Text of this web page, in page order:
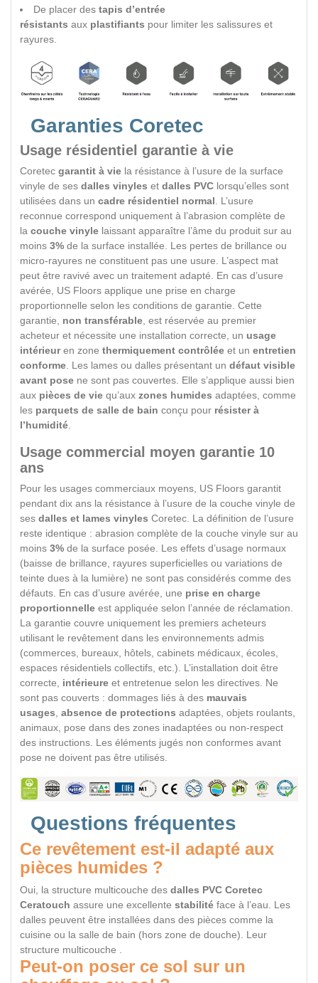
De placer des tapis d’entrée
résistants aux plastifiants pour limiter les salissures et
rayures.
Garanties Coretec
Usage résidentiel garantie à vie
Coretec garantit à vie la résistance à l’usure de la surface
vinyle de ses dalles vinyles et dalles PVC lorsqu’elles sont
utilisées dans un cadre résidentiel normal . L’usure
reconnue correspond uniquement à l’abrasion complète de
la couche vinyle laissant apparaître l’âme du produit sur au
moins 3% de la surface installée. Les pertes de brillance ou
micro-rayures ne constituent pas une usure. L’aspect mat
peut être ravivé avec un traitement adapté. En cas d’usure
avérée, US Floors applique une prise en charge
proportionnelle selon les conditions de garantie. Cette
garantie, non transférable , est réservée au premier
acheteur et nécessite une installation correcte, un usage
intérieuren zone thermiquement contrôlée et un entretien
conforme . Les lames ou dalles présentant un défaut visible
avant pose ne sont pas couvertes. Elle s’applique aussi bien
aux pièces de vie qu’aux zones humides adaptées, comme
les parquets de salle de bain conçu pour résister à
l’humidité
Usage commercial moyen garantie 10
ans
Pour les usages commerciaux moyens, US Floors garantit
pendant dix ans la résistance à l’usure de la couche vinyle de
ses dalles et lames vinyles Coretec. La définition de l’usure
reste identique : abrasion complète de la couche vinyle sur au
moins 3% de la surface posée. Les effets d’usage normaux
(baisse de brillance, rayures superficielles ou variations de
teinte dues à la lumière) ne sont pas considérés comme des
défauts. En cas d’usure avérée, une prise en charge
proportionnelle est appliquée selon l’année de réclamation.
La garantie couvre uniquement les premiers acheteurs
utilisant le revêtement dans les environnements admis
(commerces, bureaux, hôtels, cabinets médicaux, écoles,
espaces résidentiels collectifs, etc.). L’installation doit être
correcte, intérieure et entretenue selon les directives. Ne
sont pas couverts : dommages liés à des mauvais
usages absence de protections adaptées, objets roulants,
animaux, pose dans des zones inadaptées ou non-respect
des instructions. Les éléments jugés non conformes avant
pose ne doivent pas être utilisés.
Questions fréquentes
Ce revêtement est-il adapté aux
pièces humides ?
Oui, la structure multicouche des dalles PVC Coretec
Ceratouch assure une excellente stabilité face à l’eau. Les
dalles peuvent être installées dans des pièces comme la
cuisine ou la salle de bain (hors zone de douche). Leur
structure multicouche .
Peut-on poser ce sol sur un